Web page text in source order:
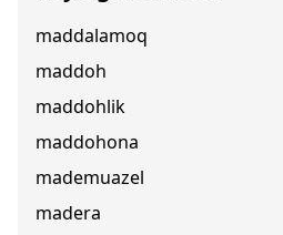
maddalamoq
maddoh
maddohlik
maddohona
mademuazel
madera